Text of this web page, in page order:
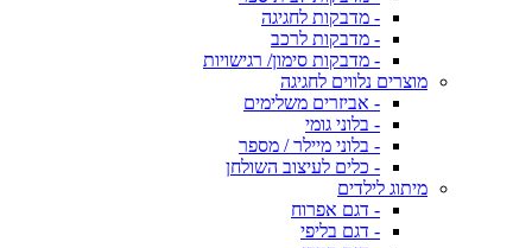
- מדבקות לחגיגה
- מדבקות לרכב
- מדבקות סימון/ רגישויות
מוצרים נלווים לחגיגה
- אביזרים משלימים
- בלוני גומי
- בלוני מיילר / מספר
- כלים לעיצוב השולחן
מיתוג לילדים
- דגם אפרוח
- דגם בליפי